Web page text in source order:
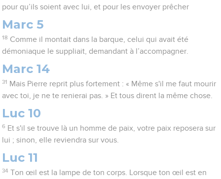
pour qu’ils soient avec lui, et pour les envoyer prêcher
Marc 5
18 Comme il montait dans la barque, celui qui avait été
démoniaque le suppliait, demandant à l’accompagner.
Marc 14
31 Mais Pierre reprit plus fortement : « Même s'il me faut mourir
avec toi, je ne te renierai pas. » Et tous dirent la même chose.
Luc 10
6 Et s'il se trouve là un homme de paix, votre paix reposera sur
lui ; sinon, elle reviendra sur vous.
Luc 11
34 Ton œil est la lampe de ton corps. Lorsque ton œil est en